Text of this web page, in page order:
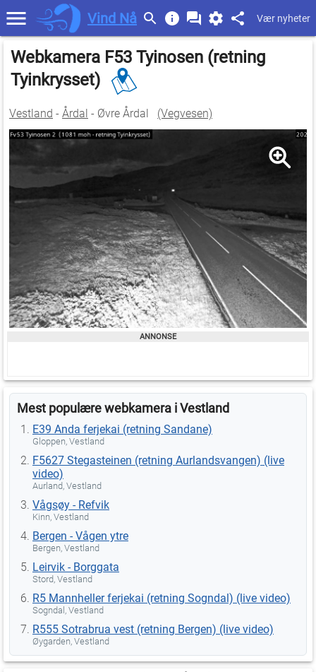
Vind Nå Vær nyheter
Webkamera F53 Tyinosen (retning
Tyinkrysset)
Vestland - Årdal - Øvre Årdal (Vegvesen)
Mest populære webkamera i Vestland
E39 Anda ferjekai (retning Sandane)
Gloppen, Vestland
F5627 Stegasteinen (retning Aurlandsvangen) (live
video)
Aurland, Vestland
Vågsøy - Refvik
Kinn, Vestland
Bergen - Vågen ytre
Bergen, Vestland
Leirvik - Borggata
Stord, Vestland
R5 Mannheller ferjekai (retning Sogndal) (live video)
Sogndal, Vestland
R555 Sotrabrua vest (retning Bergen) (live video)
Øygarden, Vestland